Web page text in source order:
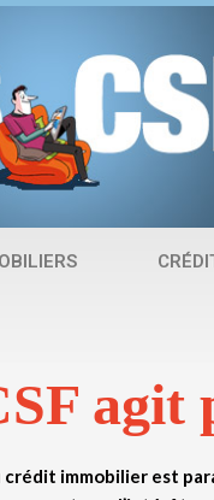
agit
crédit immobilier est